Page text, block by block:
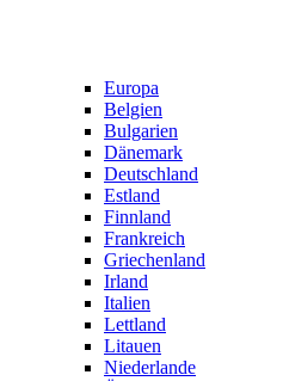
Europa
Belgien
Bulgarien
Dänemark
Deutschland
Estland
Finnland
Frankreich
Griechenland
Irland
Italien
Lettland
Litauen
Niederlande